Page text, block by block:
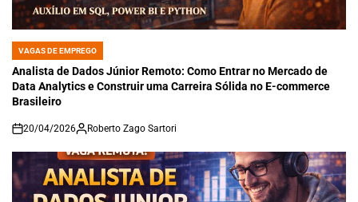
POSTED
IN
VAGAS DE EMPREGO
Analista de Dados Júnior Remoto: Como Entrar no Mercado de
Data Analytics e Construir uma Carreira Sólida no E-commerce
Brasileiro
on
20/04/2026 Roberto Zago Sartori